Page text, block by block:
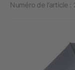
Numéro de l’article :